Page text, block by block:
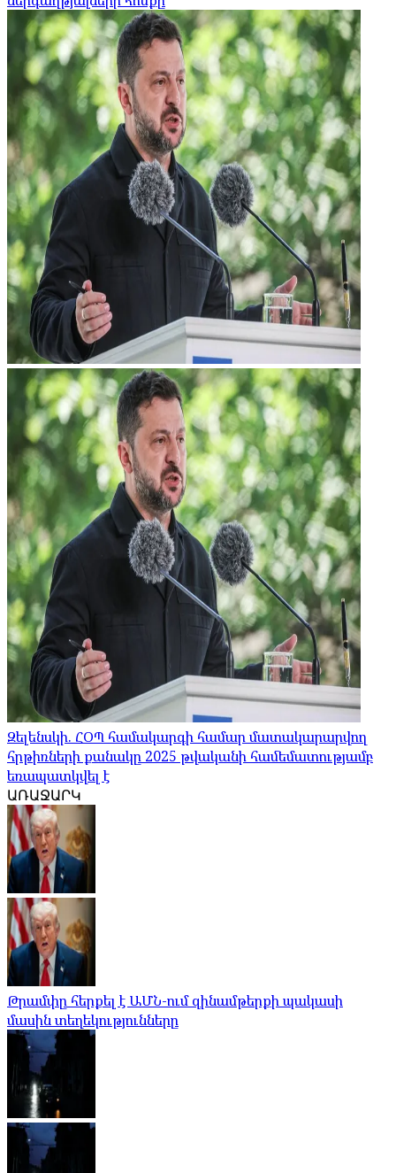
Զելենսկի. ՀՕՊ համակարգի համար մատակարարվող
հրթիռների քանակը 2025 թվականի համեմատությամբ
եռապատկվել է
ԱՌԱՋԱՐԿ
Թրամփը հերքել է ԱՄՆ-ում զինամթերքի պակասի
մասին տեղեկությունները